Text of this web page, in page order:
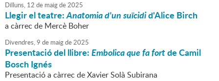
Dilluns, 12 de maigde2025
Llegir el teatre:Anatomia d'un suïcidid'Alice Birch
a càrrec de Mercè Boher
Divendres,9 de maigde2025
Presentació del llibre:Embolica que fa fortde Camil
Bosch Ignés
Presentació a càrrec de Xavier Solà Subirana